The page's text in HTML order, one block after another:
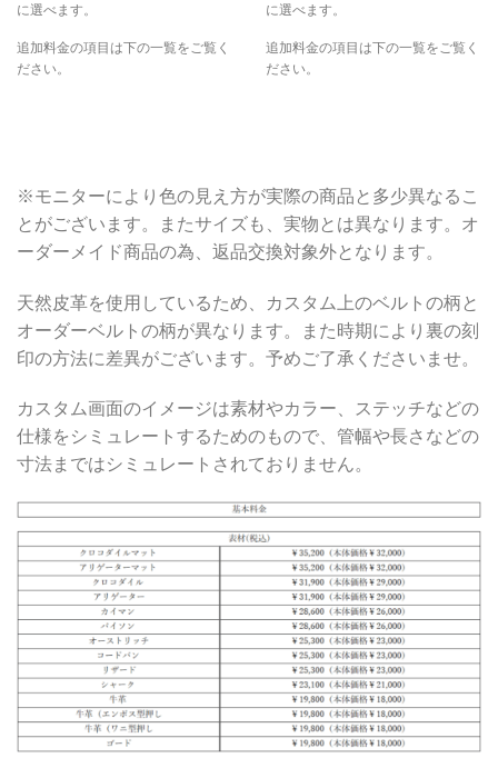
に選べます。
追加料金の項目は下の一覧をご覧く
ださい。
に選べます。
追加料金の項目は下の一覧をご覧く
ださい。
※モニターにより色の見え方が実際の商品と多少異なるこ
とがございます。またサイズも、実物とは異なります。オ
ーダーメイド商品の為、返品交換対象外となります。
天然皮革を使用しているため、カスタム上のベルトの柄と
オーダーベルトの柄が異なります。また時期により裏の刻
印の方法に差異がございます。予めご了承くださいませ。
カスタム画面のイメージは素材やカラー、ステッチなどの
仕様をシミュレートするためのもので、管幅や長さなどの
寸法まではシミュレートされておりません。